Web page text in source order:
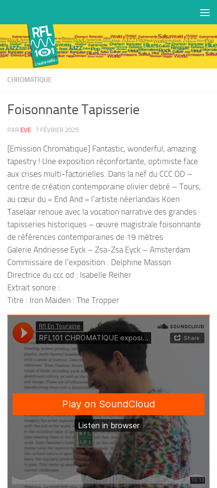
CHROMATIQUE
Foisonnante Tapisserie
PAR EVE · 7 FÉVRIER 2025
[Emission Chromatique] Fantastic, wonderful, amazing
tapestry ! Une exposition réconfortante, optimiste face
aux crises multi-factorielles. Dans la nef du CCC OD –
centre de création contemporaine olivier debré – Tours,
au cœur du « End And » l’artiste néerlandais Koen
Taselaar renoue avec la vocation narrative des grandes
tapisseries historiques – œuvre magistrale foisonnante
de références contemporaines de 19 mètres
Galerie Andriesse Eyck – Zsa-Zsa Eyck – Amsterdam
Commissaire de l’exposition : Delphine Masson
Directrice du ccc od : Isabelle Reiher
Extrait sonore :
Titre : Iron Maiden : The Tropper